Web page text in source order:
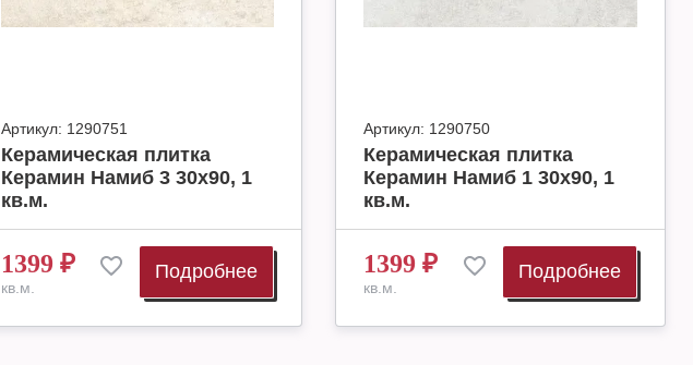
Артикул: 1290751
Керамическая плитка
Керамин Намиб 3 30х90, 1
кв.м.
1399₽
кв.м.
Подробнее
Артикул: 1290750
Керамическая плитка
Керамин Намиб 1 30х90, 1
кв.м.
1399 ₽
кв.м.
Подробнее